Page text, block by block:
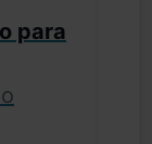
para